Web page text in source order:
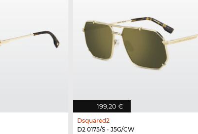
199,20 €
Dsquared2
D2 0175/S - J5G/CW